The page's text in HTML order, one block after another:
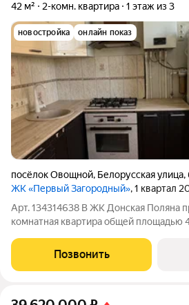
42 м² 2-комн. квартира 1 этаж из 3
новостройка онлайн показ
посёлок Овощной, Белорусская улица,
ЖК «Первый Загородный», 1 квартал
Арт. 134314638 В ЖК Донская Поляна
комнатная квартира общей площадью
помогает хранить все необходимое,
хранения, места точно хватит! Дом
Позвонить